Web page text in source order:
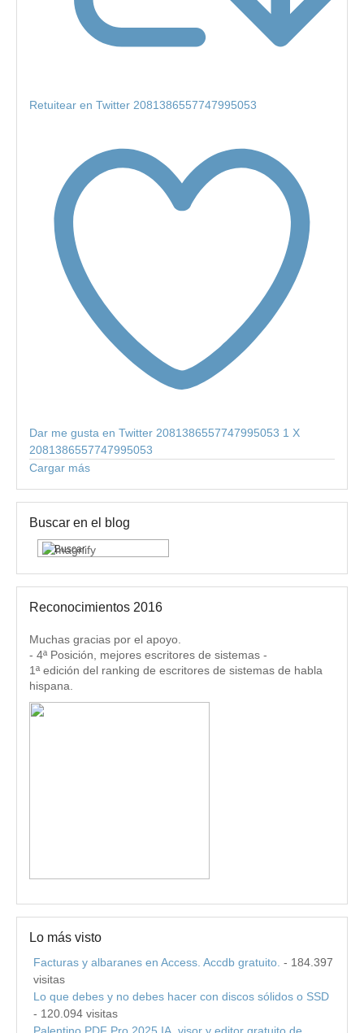
Retuitear en Twitter 2081386557747995053
Dar me gusta en Twitter 2081386557747995053 1 X
2081386557747995053
Cargar más
Buscar en el blog
Reconocimientos 2016
Muchas gracias por el apoyo.
- 4ª Posición, mejores escritores de sistemas -
1ª edición del ranking de escritores de sistemas de habla
hispana.
Lo más visto
Facturas y albaranes en Access. Accdb gratuito. - 184.397
visitas
Lo que debes y no debes hacer con discos sólidos o SSD
- 120.094 visitas